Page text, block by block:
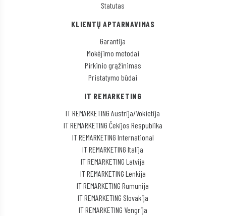
Statutas
KLIENTŲ APTARNAVIMAS
Garantija
Mokėjimo metodai
Pirkinio grąžinimas
Pristatymo būdai
IT REMARKETING
IT REMARKETING Austrija/Vokietija
IT REMARKETING Čekijos Respublika
IT REMARKETING International
IT REMARKETING Italija
IT REMARKETING Latvija
IT REMARKETING Lenkija
IT REMARKETING Rumunija
IT REMARKETING Slovakija
IT REMARKETING Vengrija